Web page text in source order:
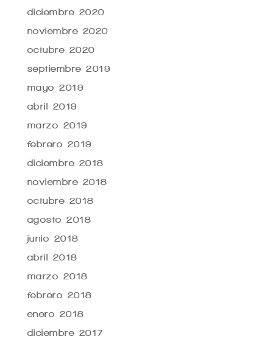
diciembre 2020
noviembre 2020
octubre 2020
septiembre 2019
mayo 2019
abril 2019
marzo 2019
febrero 2019
diciembre 2018
noviembre 2018
octubre 2018
agosto 2018
junio 2018
abril 2018
marzo 2018
febrero 2018
enero 2018
diciembre 2017